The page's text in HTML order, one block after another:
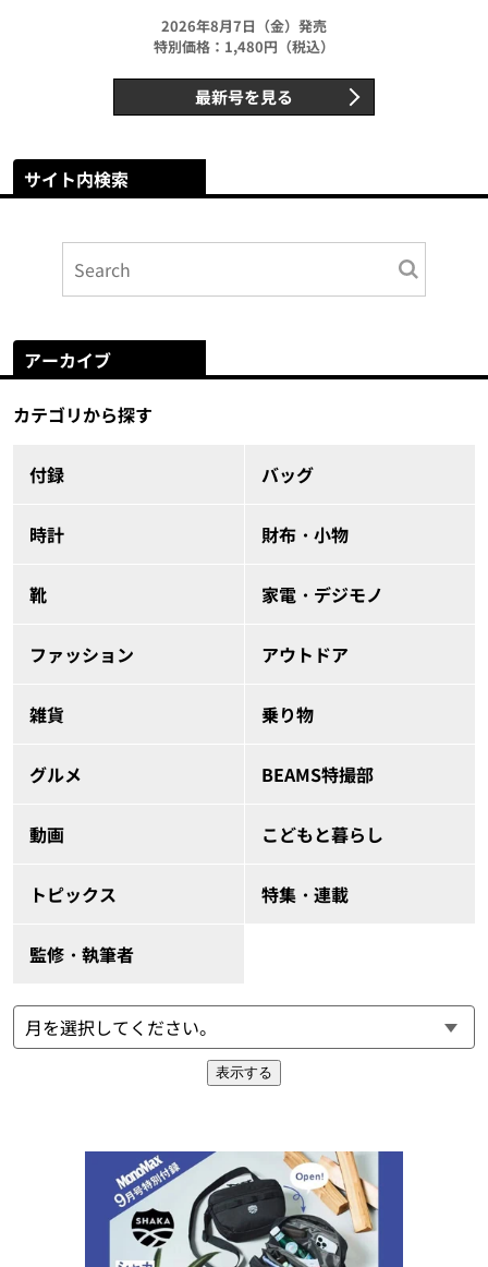
2026年8月7日（金）発売
特別価格：1,480円（税込）
最新号を見る
サイト内検索
アーカイブ
カテゴリから探す
付録 バッグ
時計 財布・小物
靴 家電・デジモノ
ファッション アウトドア
雑貨 乗り物
グルメ BEAMS特撮部
動画 こどもと暮らし
トピックス 特集・連載
監修・執筆者
表示する